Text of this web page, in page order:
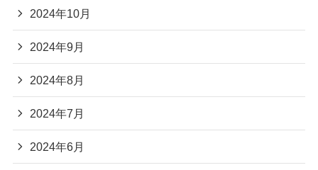
2024年10月
2024年9月
2024年8月
2024年7月
2024年6月